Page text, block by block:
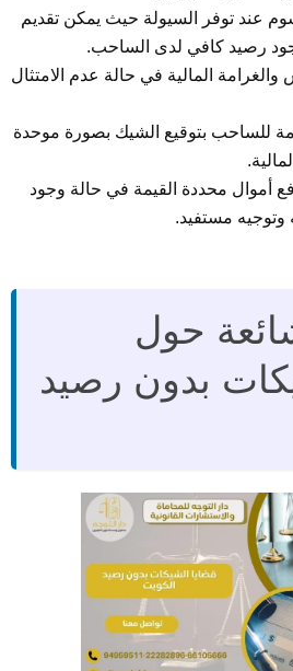
عند توفر السيولة حيث يمكن تقديم
رصيد كافي لدى الساحب.
المالية في حالة عدم الامتثال
للساحب بتوقيع الشيك بصورة موحدة
أموال محددة القيمة في حالة وجود
وتوجيه مستفيد.
حول
بدون رصيد